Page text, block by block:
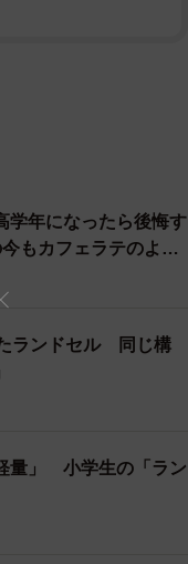
）
円以上10万円未満」
満」（30.7%）が続
いる一方、10万
年になったら後悔す
もカフェラテのよう
ランドセル 同じ構
量」 小学生の「ラン